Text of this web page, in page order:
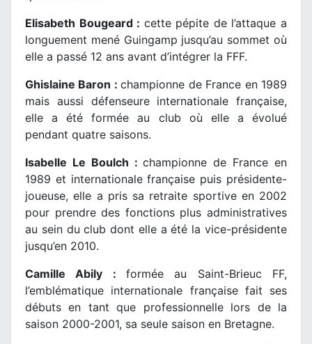
Elisabeth Bougeard : cette pépite de l’attaque a
longuement mené Guingamp jusqu’au sommet où
elle a passé 12 ans avant d’intégrer la FFF.
Ghislaine Baron :championne de France en 1989
mais aussi défenseure internationale française,
elle a été formée au club où elle a évolué
pendant quatre saisons.
Isabelle Le Boulch :championne de France en
1989 et internationale française puis présidente-
joueuse, elle a pris sa retraite sportive en 2002
pour prendre des fonctions plus administratives
au sein du club dont elle a été la vice-présidente
jusqu’en 2010.
Camille Abily : formée au Saint-Brieuc FF,
l’emblématique internationale française fait ses
débuts en tant que professionnelle lors de la
saison 2000-2001, sa seule saison en Bretagne.